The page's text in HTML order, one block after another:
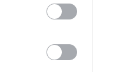
Az 1 db 10,000 Ft
sorozat)...